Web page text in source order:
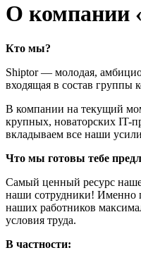
О компании
Кто мы?
Shiptor — молодая,
входящая в состав группы
В компании на текущий
крупных, новаторских IT-
вкладываем все наши
Что мы готовы тебе
Самый ценный ресурс
наши сотрудники! Именно
наших работников
условия труда.
В частности: